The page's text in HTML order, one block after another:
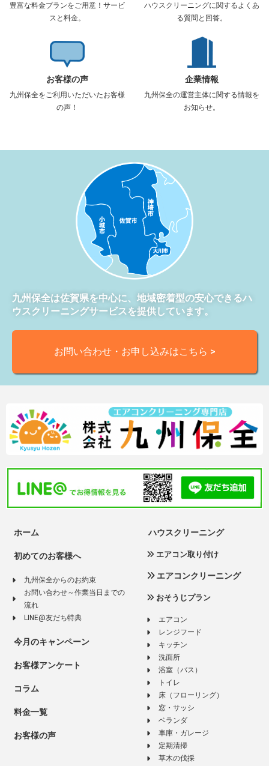
豊富な料金プランをご用意！サービ
スと料金。
ハウスクリーニングに関するよくあ
る質問と回答。
お客様の声
九州保全をご利用いただいたお客様
の声！
企業情報
九州保全の運営主体に関する情報を
お知らせ。
九州保全は佐賀県を中心に、地域密着型の安心できるハ
ウスクリーニングサービスを提供しています。
お問い合わせ・お申し込みはこちら >
ホーム
初めてのお客様へ
九州保全からのお約束
お問い合わせ～作業当日までの
流れ
LINE@友だち特典
今月のキャンペーン
お客様アンケート
コラム
料金一覧
お客様の声
ハウスクリーニング
エアコン取り付け
エアコンクリーニング
おそうじプラン
エアコン
レンジフード
キッチン
洗面所
浴室（バス）
トイレ
床（フローリング）
窓・サッシ
ベランダ
車庫・ガレージ
定期清掃
草木の伐採